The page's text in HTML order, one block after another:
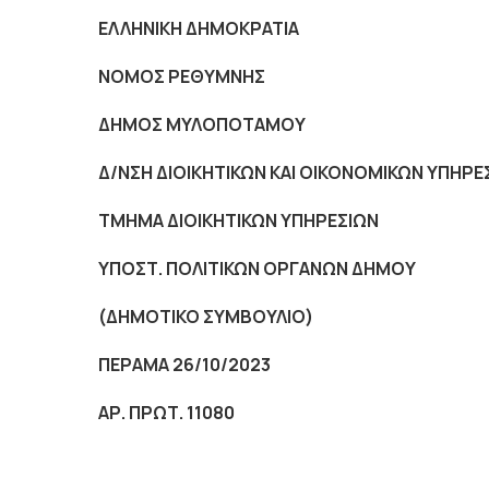
ΕΛΛΗΝΙΚΗ ΔΗΜΟΚΡΑΤΙΑ
NOMOΣ ΡΕΘΥΜΝΗΣ
ΔΗΜΟΣ ΜΥΛΟΠΟΤΑΜΟΥ
Δ/ΝΣΗ ΔΙΟΙΚΗΤΙΚΩΝ ΚΑΙ ΟΙΚΟΝΟΜΙΚΩΝ
ΤΜΗΜΑ ΔΙΟΙΚΗΤΙΚΩΝ ΥΠΗΡΕΣΙΩΝ
ΥΠΟΣΤ. ΠΟΛΙΤΙΚΩΝ ΟΡΓΑΝΩΝ ΔΗΜΟΥ
(ΔΗΜΟΤΙΚΟ ΣΥΜΒΟΥΛΙΟ)
ΠΕΡΑΜΑ 26/10/2023
ΑΡ. ΠΡΩΤ. 11080